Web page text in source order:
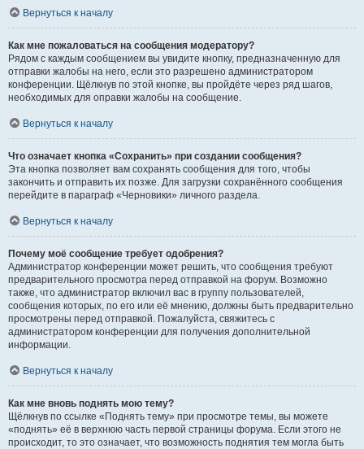
Вернуться к началу
Как мне пожаловаться на сообщения модератору?
Рядом с каждым сообщением вы увидите кнопку, предназначенную для
отправки жалобы на него, если это разрешено администратором
конференции. Щёлкнув по этой кнопке, вы пройдёте через ряд шагов,
необходимых для оправки жалобы на сообщение.
Вернуться к началу
Что означает кнопка «Сохранить» при создании сообщения?
Эта кнопка позволяет вам сохранять сообщения для того, чтобы
закончить и отправить их позже. Для загрузки сохранённого сообщения
перейдите в параграф «Черновики» личного раздела.
Вернуться к началу
Почему моё сообщение требует одобрения?
Администратор конференции может решить, что сообщения требуют
предварительного просмотра перед отправкой на форум. Возможно
также, что администратор включил вас в группу пользователей,
сообщения которых, по его или её мнению, должны быть предварительно
просмотрены перед отправкой. Пожалуйста, свяжитесь с
администратором конференции для получения дополнительной
информации.
Вернуться к началу
Как мне вновь поднять мою тему?
Щёлкнув по ссылке «Поднять тему» при просмотре темы, вы можете
«поднять» её в верхнюю часть первой страницы форума. Если этого не
происходит, то это означает, что возможность поднятия тем могла быть